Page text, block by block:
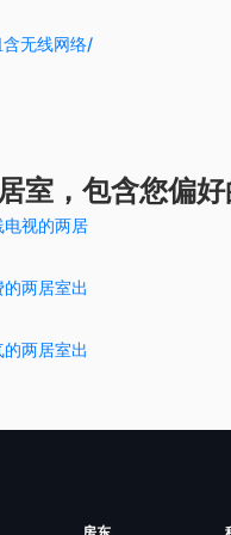
无线网络/
室，包含您偏
视的两居
两居室出
两居室出